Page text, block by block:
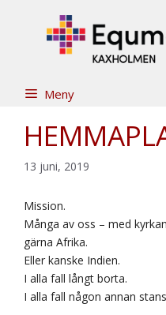
Meny
13 juni, 2019
Mission.
Många av oss – med
gärna Afrika.
Eller kanske Indien.
I alla fall långt borta.
I alla fall någon annan